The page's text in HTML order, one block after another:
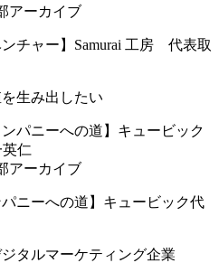
アーカイブ
ンチャー】Samurai 工房 代表取
生み出したい
アーカイブ
パニーへの道】キュービック代
タルマーケティング企業